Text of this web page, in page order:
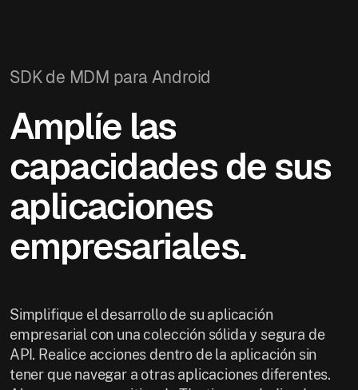
SDK de MDM para Android
Amplíe las
capacidades de sus
aplicaciones
empresariales.
Simplifique el desarrollo de su aplicación
empresarial con una colección sólida y segura de
API. Realice acciones dentro de la aplicación sin
tener que navegar a otras aplicaciones diferentes.